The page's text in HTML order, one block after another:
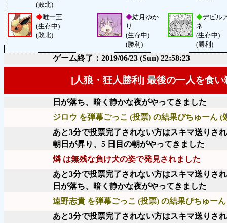
(敗北)
◆唯一王
(生存中)
(敗北)
◆結月ゆか
り
(生存中)
(勝利)
◆デビル
ネ
(生存中)
(勝利)
ゲーム終了：2019/06/23 (Sun) 22:58:23
[人狼・狂人勝利] 最後の一人を食
日が落ち、暗く静かな夜がやってきました
ジロウ を弾幕ごっこ (投票) の結果ぴちゅーん (
あと3分で投票完了されない方はスキマ送りさ
朝日が昇り、5 日目の朝がやってきました
燐 は無残な負け犬の姿で発見されました
あと3分で投票完了されない方はスキマ送りさ
日が落ち、暗く静かな夜がやってきました
遠野志貴 を弾幕ごっこ (投票) の結果ぴちゅー
あと3分で投票完了されない方はスキマ送りさ